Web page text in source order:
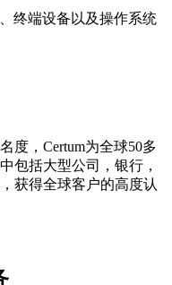
终端设备以及操作系统
度，Certum为全球50多
包括大型公司，银行，
获得全球客户的高度认